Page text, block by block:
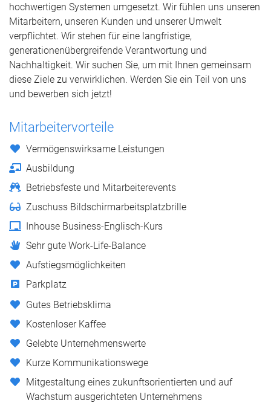
hochwertigen Systemen umgesetzt. Wir fühlen uns unseren
Mitarbeitern, unseren Kunden und unserer Umwelt
verpflichtet. Wir stehen für eine langfristige,
generationenübergreifende Verantwortung und
Nachhaltigkeit. Wir suchen Sie, um mit Ihnen gemeinsam
diese Ziele zu verwirklichen. Werden Sie ein Teil von uns
und bewerben sich jetzt!
Mitarbeitervorteile
Vermögenswirksame Leistungen
Ausbildung
Betriebsfeste und Mitarbeiterevents
Zuschuss Bildschirmarbeitsplatzbrille
Inhouse Business-Englisch-Kurs
Sehr gute Work-Life-Balance
Aufstiegsmöglichkeiten
Parkplatz
Gutes Betriebsklima
Kostenloser Kaffee
Gelebte Unternehmenswerte
Kurze Kommunikationswege
Mitgestaltung eines zukunftsorientierten und auf
Wachstum ausgerichteten Unternehmens